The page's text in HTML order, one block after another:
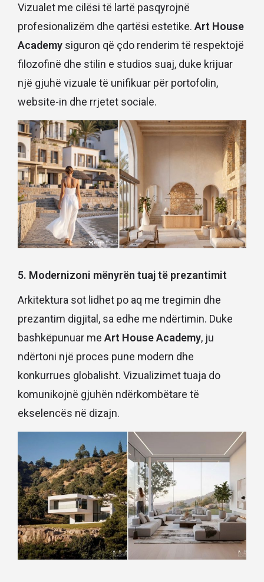
Vizualet me cilësi të lartë pasqyrojnë
profesionalizëm dhe qartësi estetike. Art House
Academy siguron që çdo renderim të respektojë
filozofinë dhe stilin e studios suaj, duke krijuar
një gjuhë vizuale të unifikuar për portofolin,
website-in dhe rrjetet sociale.
5. Modernizoni mënyrën tuaj të prezantimit
Arkitektura sot lidhet po aq me tregimin dhe
prezantim digjital, sa edhe me ndërtimin. Duke
bashkëpunuar me Art House Academy, ju
ndërtoni një proces pune modern dhe
konkurrues globalisht. Vizualizimet tuaja do
komunikojnë gjuhën ndërkombëtare të
ekselencës në dizajn.